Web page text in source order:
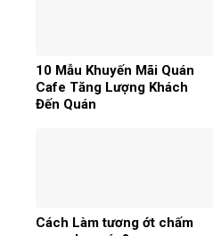
10 Mẫu Khuyến Mãi Quán
Cafe Tăng Lượng Khách
Đến Quán
Cách Làm tương ớt chấm